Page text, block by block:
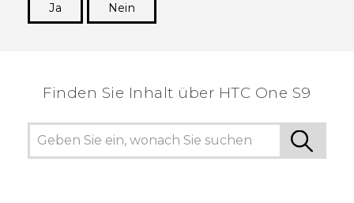
Ja
Nein
Finden Sie Inhalt über‎ HTC One S9